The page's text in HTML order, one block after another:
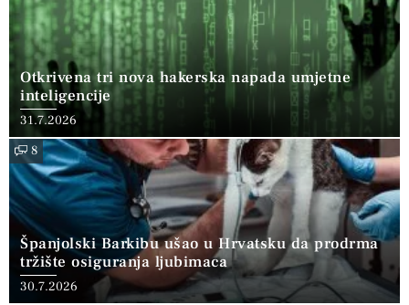
Otkrivena tri nova hakerska napada umjetne
inteligencije
31.7.2026
8
Španjolski Barkibu ušao u Hrvatsku da prodrma
tržište osiguranja ljubimaca
30.7.2026